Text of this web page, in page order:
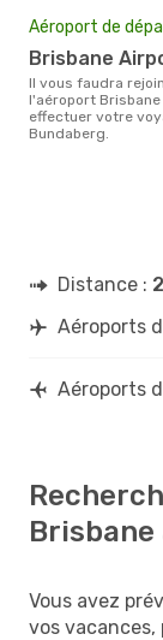
Aéroport de
Brisbane
Il vous faudra rejoindre
l'aéroport
effectuer votre
Bundaberg.
Distance :
Aéroports
Aéroports
Brisbane
Vous avez
vos